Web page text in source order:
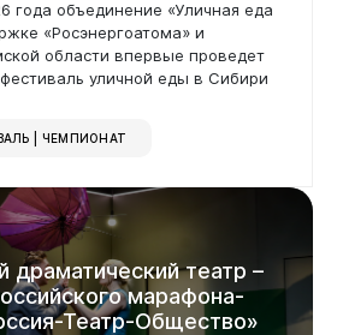
года объединение «Уличная еда
«Росэнергоатома» и
области впервые проведет
уличной еды в Сибири
| ЧЕМПИОНАТ
драматический театр –
марафона-
Театр-Общество»